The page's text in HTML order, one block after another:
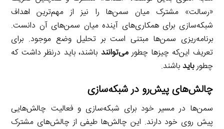
«رسالت» مشترک میان سمن‌ها را نیز از مهم‌ترین اهداف
شبکه‌سازی برای همکاری‌های آینده میان سمن‌های آن دانست.
برنامه‌ریزی سمن‌ها مبتنی است بر تحلیل وضع موجود. برای
تعریف این‌که چیزها چطورمی‌توانند باشند، باید درنظر داشت که
چطوربایدباشند.
چالش‌های پیش‌رو در شبکه‌سازی
سمن‌ها در مسیر خود برای شبکه‌سازی و فعالیت چالش‌هایی
پیش روی خود دارند. این چالش‌ها طیفی از چالش‌های مشترک